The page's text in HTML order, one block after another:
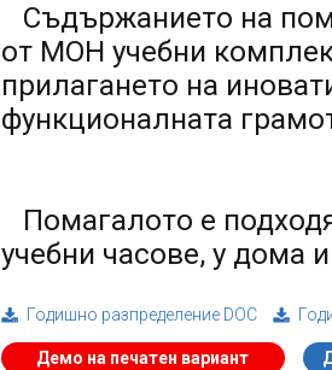
Съдържанието на
от МОН учебни
прилагането на
функционалната
Помагалото е
учебни часове, у дома
Годишно разпределение DOC
Демо на печатен вариант